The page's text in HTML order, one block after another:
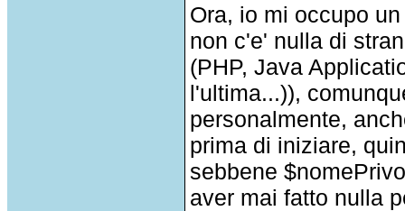
Ora, io mi occupo
non c'e' nulla di
(PHP, Java
l'ultima...)),
personalmente,
prima di iniziare,
sebbene
aver mai fatto nulla